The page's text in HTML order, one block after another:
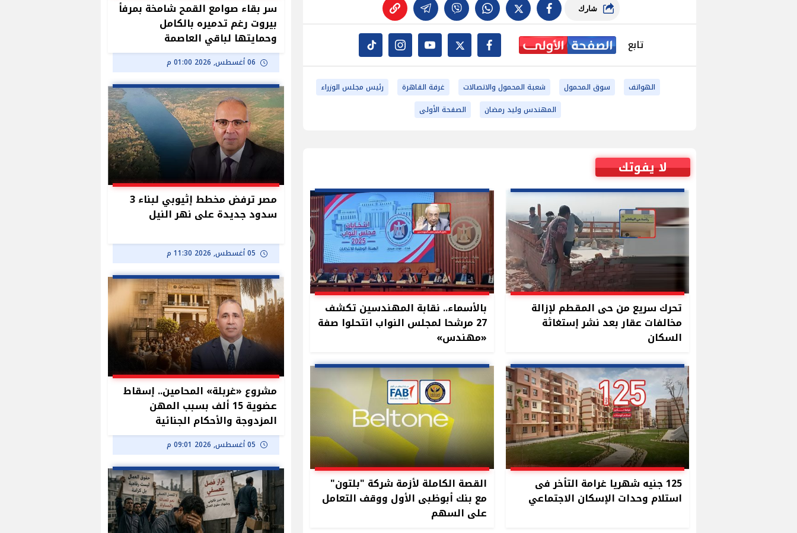
شارك
تابع
الهواتف سوق المحمول شعبة المحمول والاتصالات غرفة القاهرة
رئيس مجلس الوزراء
المهندس وليد رمضان
الصفحة الأولى
لا يفوتك
تحرك سريع من حى المقطم لإزالة
مخالفات عقار بعد نشر إستغاثة
السكان
بالأسماء.. نقابة المهندسين تكشف
27 مرشحا لمجلس النواب انتحلوا صفة
«مهندس»
125 جنيه شهريا غرامة التأخر فى
استلام وحدات الإسكان الاجتماعي
القصة الكاملة لأزمة شركة "بلتون"
مع بنك أبوظبى الأول ووقف التعامل
على السهم
سر بقاء صوامع القمح شامخة بمرفأ
بيروت رغم تدميره بالكامل
وحمايتها لباقي العاصمة
06 أغسطس, 2026 01:00 م
مصر ترفض مخطط إثيوبي لبناء 3
سدود جديدة على نهر النيل
05 أغسطس, 2026 11:30 م
مشروع «غربلة» المحامين.. إسقاط
عضوية 15 ألف بسبب المهن
المزدوجة والأحكام الجنائية
05 أغسطس, 2026 09:01 م